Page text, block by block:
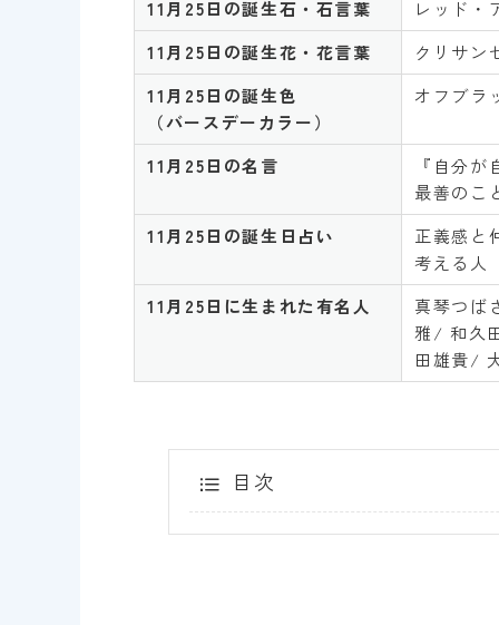
11月25日 の誕生石・石言葉
レッド・
11月25日 の誕生花・花言葉
クリサン
11月25日 の誕生色
（バースデーカラー）
オフブラ
11月25日 の名言
『自分
最善のこ
11月25日 の誕生日占い
正義感と
考える人
11月25日 に生まれた有名人
真琴つ
雅/ 和久
田雄貴/
目次